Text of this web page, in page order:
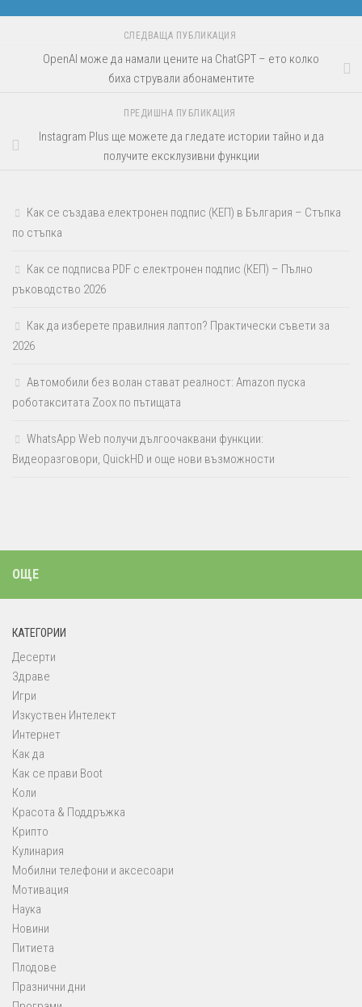
СЛЕДВАЩА ПУБЛИКАЦИЯ
OpenAI може да намали цените на ChatGPT – ето колко
биха стрували абонаментите
ПРЕДИШНА ПУБЛИКАЦИЯ
Instagram Plus ще можете да гледате истории тайно и да
получите ексклузивни функции
Как се създава електронен подпис (КЕП) в България – Стъпка
по стъпка
Как се подписва PDF с електронен подпис (КЕП) – Пълно
ръководство 2026
Как да изберете правилния лаптоп? Практически съвети за
2026
Автомобили без волан стават реалност: Amazon пуска
роботакситата Zoox по пътищата
WhatsApp Web получи дългоочаквани функции:
Видеоразговори, QuickHD и още нови възможности
ОЩЕ
КАТЕГОРИИ
Десерти
Здраве
Игри
Изкуствен Интелект
Интернет
Как да
Как се прави Boot
Коли
Красота & Поддръжка
Крипто
Кулинария
Мобилни телефони и аксесоари
Мотивация
Наука
Новини
Питиета
Плодове
Празнични дни